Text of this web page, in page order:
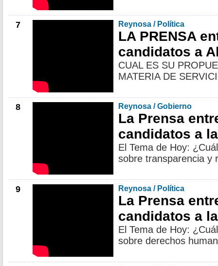
7 Reynosa / Política
LA PRENSA
candidatos a
CUAL ES SU
MATERIA DE
8 Reynosa / Gobierno
La Prensa
candidatos a
El Tema de Hoy:
sobre transparencia y
9 Reynosa / Política
La Prensa
candidatos a
El Tema de Hoy:
sobre derechos